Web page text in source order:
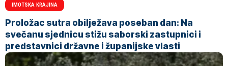
IMOTSKA KRAJINA
Proložac sutra obilježava poseban dan: Na
svečanu sjednicu stižu saborski zastupnici i
predstavnici državne i županijske vlasti